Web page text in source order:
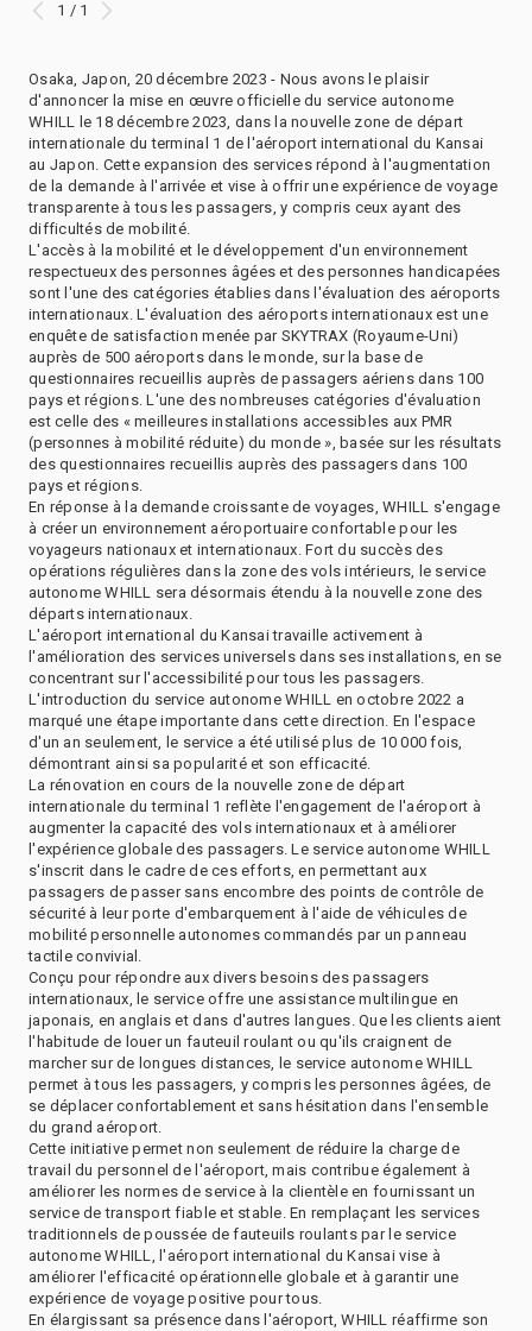
1 / 1
Osaka, Japon, 20 décembre 2023 - Nous avons le plaisir
d'annoncer la mise en œuvre officielle du service autonome
WHILL le 18 décembre 2023, dans la nouvelle zone de départ
internationale du terminal 1 de l'aéroport international du Kansai
au Japon. Cette expansion des services répond à l'augmentation
de la demande à l'arrivée et vise à offrir une expérience de voyage
transparente à tous les passagers, y compris ceux ayant des
difficultés de mobilité.
L'accès à la mobilité et le développement d'un environnement
respectueux des personnes âgées et des personnes handicapées
sont l'une des catégories établies dans l'évaluation des aéroports
internationaux. L'évaluation des aéroports internationaux est une
enquête de satisfaction menée par SKYTRAX (Royaume-Uni)
auprès de 500 aéroports dans le monde, sur la base de
questionnaires recueillis auprès de passagers aériens dans 100
pays et régions. L'une des nombreuses catégories d'évaluation
est celle des « meilleures installations accessibles aux PMR
(personnes à mobilité réduite) du monde », basée sur les résultats
des questionnaires recueillis auprès des passagers dans 100
pays et régions.
En réponse à la demande croissante de voyages, WHILL s'engage
à créer un environnement aéroportuaire confortable pour les
voyageurs nationaux et internationaux. Fort du succès des
opérations régulières dans la zone des vols intérieurs, le service
autonome WHILL sera désormais étendu à la nouvelle zone des
départs internationaux.
L'aéroport international du Kansai travaille activement à
l'amélioration des services universels dans ses installations, en se
concentrant sur l'accessibilité pour tous les passagers.
L'introduction du service autonome WHILL en octobre 2022 a
marqué une étape importante dans cette direction. En l'espace
d'un an seulement, le service a été utilisé plus de 10 000 fois,
démontrant ainsi sa popularité et son efficacité.
La rénovation en cours de la nouvelle zone de départ
internationale du terminal 1 reflète l'engagement de l'aéroport à
augmenter la capacité des vols internationaux et à améliorer
l'expérience globale des passagers. Le service autonome WHILL
s'inscrit dans le cadre de ces efforts, en permettant aux
passagers de passer sans encombre des points de contrôle de
sécurité à leur porte d'embarquement à l'aide de véhicules de
mobilité personnelle autonomes commandés par un panneau
tactile convivial.
Conçu pour répondre aux divers besoins des passagers
internationaux, le service offre une assistance multilingue en
japonais, en anglais et dans d'autres langues. Que les clients aient
l'habitude de louer un fauteuil roulant ou qu'ils craignent de
marcher sur de longues distances, le service autonome WHILL
permet à tous les passagers, y compris les personnes âgées, de
se déplacer confortablement et sans hésitation dans l'ensemble
du grand aéroport.
Cette initiative permet non seulement de réduire la charge de
travail du personnel de l'aéroport, mais contribue également à
améliorer les normes de service à la clientèle en fournissant un
service de transport fiable et stable. En remplaçant les services
traditionnels de poussée de fauteuils roulants par le service
autonome WHILL, l'aéroport international du Kansai vise à
améliorer l'efficacité opérationnelle globale et à garantir une
expérience de voyage positive pour tous.
En élargissant sa présence dans l'aéroport, WHILL réaffirme son